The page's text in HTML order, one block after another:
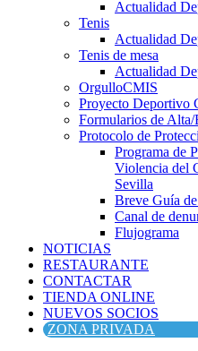
Actualidad
Tenis
Actualidad
Tenis de mesa
Actualidad
OrgulloCMIS
Proyecto Deportivo
Formularios de Alta/
Protocolo de
Programa de
Violencia del
Sevilla
Breve Guía
Canal de
Flujograma
NOTICIAS
RESTAURANTE
CONTACTAR
TIENDA ONLINE
NUEVOS SOCIOS
ZONA PRIVADA